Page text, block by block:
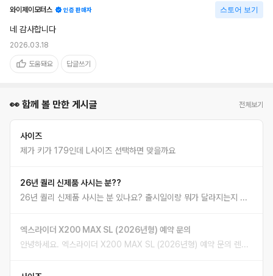
와이제이모터스 인증 판매자 스토어 보기
네 감사합니다
2026.03.18
도움돼요 답글쓰기
👀 함께 볼 만한 게시글 전체보기
사이즈
제가 키가 179인데 L사이즈 선택하면 맞을까요
26년 퀄리 신제품 사시는 분??
26년 퀄리 신제품 사시는 분 있나요? 출시일이랑 뭐가 달라지는지 궁금해요~~~ 정보 공유좀여
엑스라이더 X200 MAX SL (2026년형) 예약 문의
안녕하세요. 엑스라이더 X200 MAX SL (2026년형) 예약 문의 렌탈 예정이라 예약할수 있나요? 지역이 성정2동이라 가까운곳에서 구매하고 싶어서요.